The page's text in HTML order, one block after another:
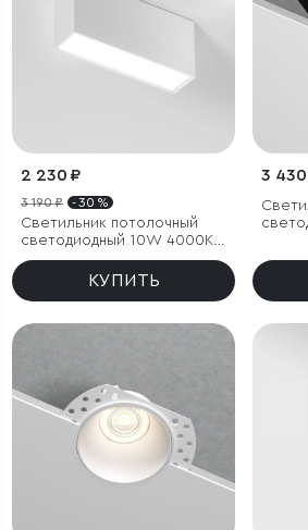
2 230 ₽
3 190 ₽ - 30 %
Светильник потолочный
светодиодный 10W 4000K
белый Block
КУПИТЬ
3